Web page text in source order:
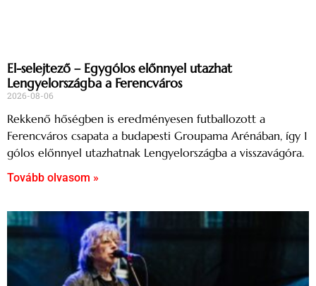
El-selejtező – Egygólos előnnyel utazhat
Lengyelországba a Ferencváros
2026-08-06
Rekkenő hőségben is eredményesen futballozott a
Ferencváros csapata a budapesti Groupama Arénában, így 1
gólos előnnyel utazhatnak Lengyelországba a visszavágóra.
Tovább olvasom »